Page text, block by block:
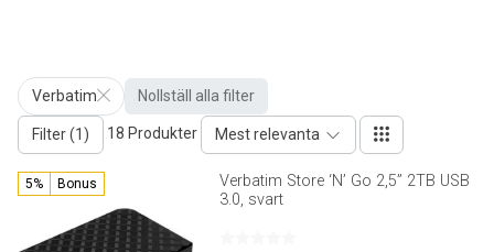
Verbatim Nollställ alla filter
Filter (1) 18 Produkter Mest relevanta
5% Bonus
Verbatim Store ‘N’ Go 2,5” 2TB USB
3.0, svart